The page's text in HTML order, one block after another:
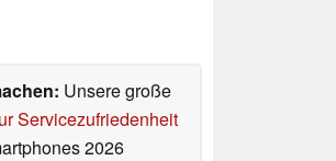
Unsere große
Servicezufriedenheit
2026